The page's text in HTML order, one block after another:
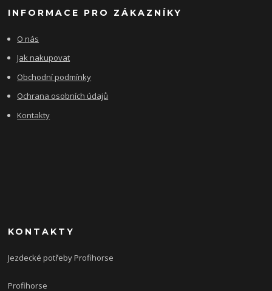
INFORMACE PRO ZÁKAZNÍKY
O nás
Jak nakupovat
Obchodní podmínky
Ochrana osobních údajů
Kontakty
KONTAKTY
Jezdecké potřeby Profihorse
Profihorse